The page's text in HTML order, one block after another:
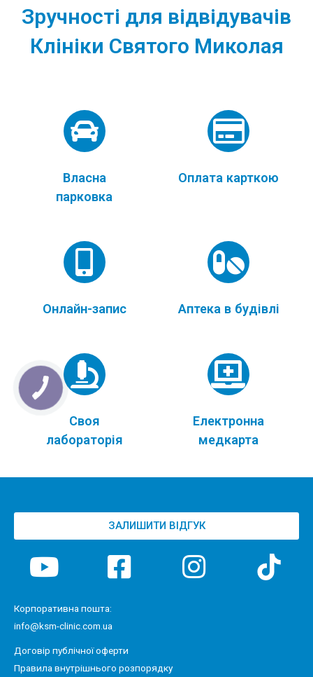
Зручності для відвідувачів
Клініки Святого Миколая
Власна
парковка
Оплата карткою
Онлайн-запис Аптека в будівлі
Своя
лабораторія
Електронна
медкарта
ЗАЛИШИТИ ВІДГУК
Корпоративна пошта:
info@ksm-clinic.com.ua
Договір публічної оферти
Правила внутрішнього розпорядку